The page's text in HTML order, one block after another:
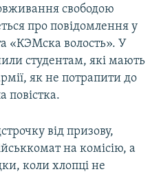
свободою
про повідомлення у
«КЭМска волость». У
студентам, які мають
як не потрапити до
повістка.
від призову,
на комісію, а
коли хлопці не